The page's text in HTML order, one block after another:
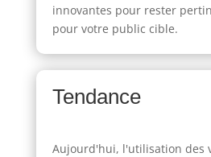
innovantes pour rester
pour votre public cible.
Tendance
Aujourd'hui, l'utilisation des